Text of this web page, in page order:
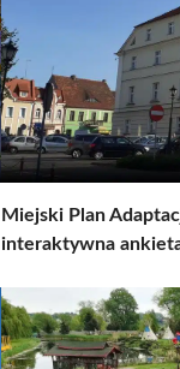
Miejski Plan
interaktywna